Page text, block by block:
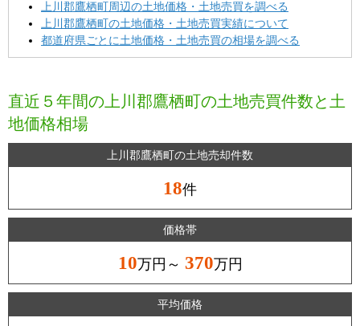
上川郡鷹栖町周辺の土地価格・土地売買を調べる
上川郡鷹栖町の土地価格・土地売買実績について
都道府県ごとに土地価格・土地売買の相場を調べる
直近５年間の上川郡鷹栖町の土地売買件数と土
地価格相場
上川郡鷹栖町の土地売却件数
18件
価格帯
10万円～ 370万円
平均価格